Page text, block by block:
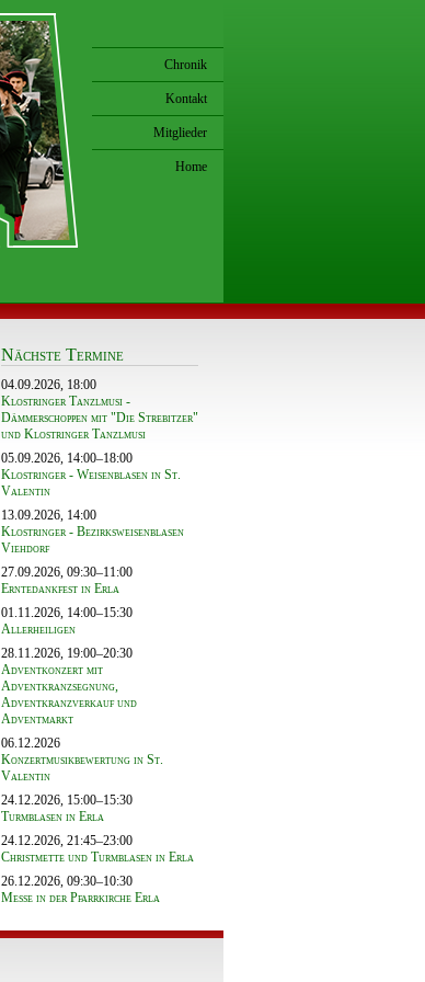
Chronik
Kontakt
Mitglieder
Home
Nächste Termine
04.09.2026, 18:00
Klostringer Tanzlmusi -
Dämmerschoppen mit "Die Strebitzer"
und Klostringer Tanzlmusi
05.09.2026, 14:00–18:00
Klostringer - Weisenblasen in St.
Valentin
13.09.2026, 14:00
Klostringer - Bezirksweisenblasen
Viehdorf
27.09.2026, 09:30–11:00
Erntedankfest in Erla
01.11.2026, 14:00–15:30
Allerheiligen
28.11.2026, 19:00–20:30
Adventkonzert mit
Adventkranzsegnung,
Adventkranzverkauf und
Adventmarkt
06.12.2026
Konzertmusikbewertung in St.
Valentin
24.12.2026, 15:00–15:30
Turmblasen in Erla
24.12.2026, 21:45–23:00
Christmette und Turmblasen in Erla
26.12.2026, 09:30–10:30
Messe in der Pfarrkirche Erla